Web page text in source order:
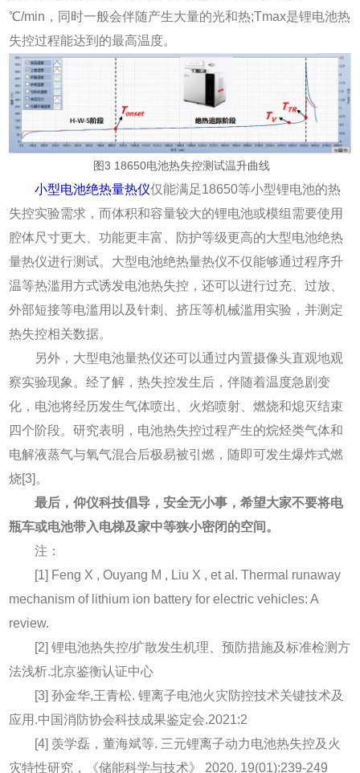
℃/min，同时一般会伴随产生大量的光和热;Tmax是锂电池热
失控过程能达到的最高温度。
图3 18650电池热失控测试温升曲线
小型电池绝热量热仪仅能满足18650等小型锂电池的热
失控实验需求，而体积和容量较大的锂电池或模组需要使用
腔体尺寸更大、功能更丰富、防护等级更高的大型电池绝热
量热仪进行测试。大型电池绝热量热仪不仅能够通过程序升
温等热滥用方式诱发电池热失控，还可以进行过充、过放、
外部短接等电滥用以及针刺、挤压等机械滥用实验，并测定
热失控相关数据。
另外，大型电池量热仪还可以通过内置摄像头直观地观
察实验现象。经了解，热失控发生后，伴随着温度急剧变
化，电池将经历发生气体喷出、火焰喷射、燃烧和熄灭结束
四个阶段。研究表明，电池热失控过程产生的烷烃类气体和
电解液蒸气与氧气混合后极易被引燃，随即可发生爆炸式燃
烧[3]。
最后，仰仪科技倡导，安全无小事，希望大家不要将电
瓶车或电池带入电梯及家中等狭小密闭的空间。
注：
[1] Feng X , Ouyang M , Liu X , et al. Thermal runaway
mechanism of lithium ion battery for electric vehicles: A
review.
[2] 锂电池热失控/扩散发生机理、预防措施及标准检测方
法浅析.北京鉴衡认证中心
[3] 孙金华,王青松. 锂离子电池火灾防控技术关键技术及
应用.中国消防协会科技成果鉴定会.2021:2
[4] 羡学磊，董海斌等. 三元锂离子动力电池热失控及火
灾特性研究，《储能科学与技术》 2020. 19(01):239-249